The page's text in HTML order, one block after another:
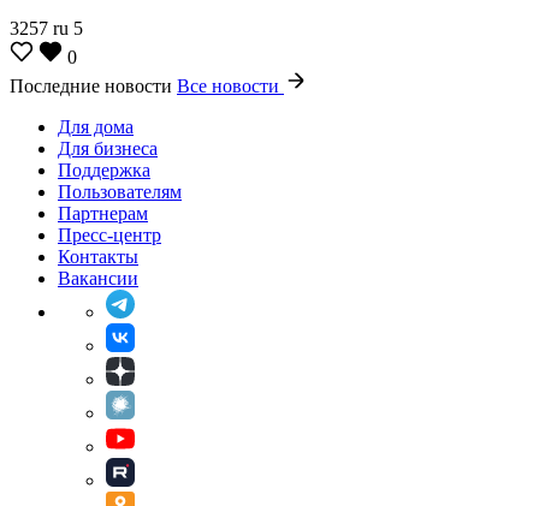
3257 ru 5
0
Последние новости Все новости
Для дома
Для бизнеса
Поддержка
Пользователям
Партнерам
Пресс-центр
Контакты
Вакансии